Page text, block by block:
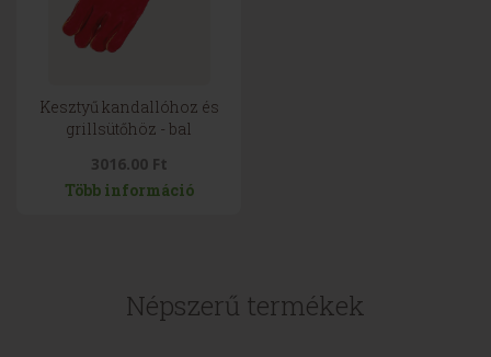
Kesztyű kandallóhoz és
grillsütőhöz - bal
3016.00 Ft
Több információ
Népszerű termékek